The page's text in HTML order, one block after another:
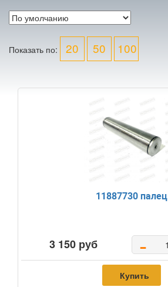
Показать по: 20 50 100
11887730 палец
3 150 руб -
Купить